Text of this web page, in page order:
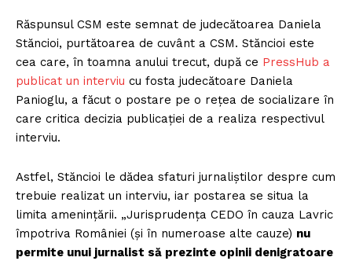
Răspunsul CSM este semnat de judecătoarea Daniela
Stăncioi, purtătoarea de cuvânt a CSM. Stăncioi este
cea care, în toamna anului trecut, după ce PressHub a
publicat un interviu cu fosta judecătoare Daniela
Panioglu, a făcut o postare pe o rețea de socializare în
care critica decizia publicației de a realiza respectivul
interviu.
Astfel, Stăncioi le dădea sfaturi jurnaliștilor despre cum
trebuie realizat un interviu, iar postarea se situa la
limita amenințării. „Jurisprudența CEDO în cauza Lavric
împotriva României (și în numeroase alte cauze) nu
permite unui jurnalist să prezinte opinii denigratoare